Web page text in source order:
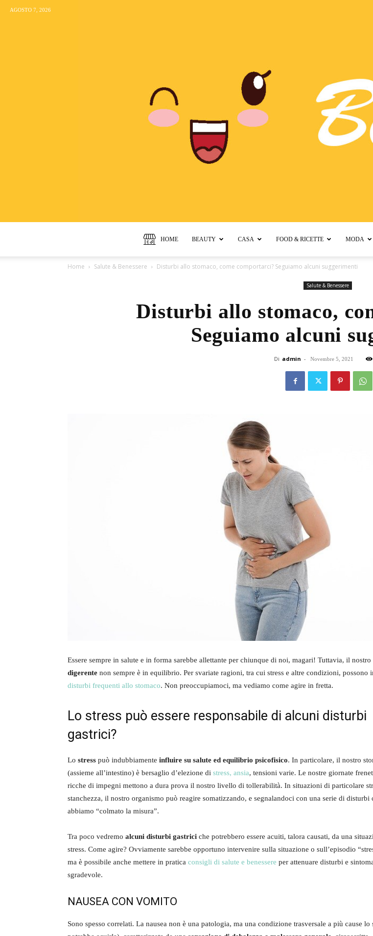
AGOSTO 7, 2026
HOME BEAUTY CASA FOOD & RICETTE MODA
Home Salute & Benessere Disturbi allo stomaco, come comportarci? Seguiamo alcuni suggerimenti
Salute & Benessere
Disturbi allo stomaco,
Seguiamo alcuni
Di admin - Novembre 5, 2021
Essere sempre in salute e in forma sarebbe allettante per chiunque di noi, magari! Tuttavia, il nostro
digerente non sempre è in equilibrio. Per svariate ragioni, tra cui stress e altre condizioni, possono
disturbi frequenti allo stomaco. Non preoccupiamoci, ma vediamo come agire in fretta.
Lo stress può essere responsabile di alcuni disturbi
gastrici?
Lo stress può indubbiamente influire su salute ed equilibrio psicofisico. In particolare, il nostro
(assieme all’intestino) è bersaglio d’elezione di stress, ansia, tensioni varie. Le nostre giornate
ricche di impegni mettono a dura prova il nostro livello di tollerabilità. In situazioni di particolare
stanchezza, il nostro organismo può reagire somatizzando, e segnalandoci con una serie di disturbi
abbiamo “colmato la misura”.
Tra poco vedremo alcuni disturbi gastrici che potrebbero essere acuiti, talora causati, da una
stress. Come agire? Ovviamente sarebbe opportuno intervenire sulla situazione o sull’episodio
ma è possibile anche mettere in pratica consigli di salute e benessere per attenuare disturbi e
sgradevole.
NAUSEA CON VOMITO
Sono spesso correlati. La nausea non è una patologia, ma una condizione trasversale a più cause lo